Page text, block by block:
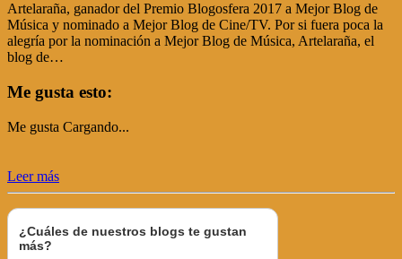
Artelaraña, ganador del Premio Blogosfera 2017 a Mejor Blog de
Música y nominado a Mejor Blog de Cine/TV. Por si fuera poca la
alegría por la nominación a Mejor Blog de Música, Artelaraña, el
blog de…
Me gusta esto:
Me gusta Cargando...
Leer más
¿Cuáles de nuestros blogs te gustan
más?